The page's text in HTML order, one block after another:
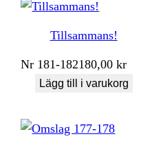
Tillsammans!
Nr 181-182180,00kr
Lägg till i varukorg